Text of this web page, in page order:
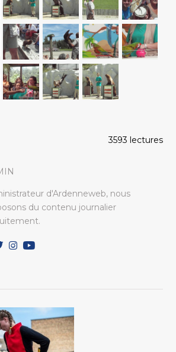
3593 lectures
d'Ardenneweb, nous
du contenu journalier